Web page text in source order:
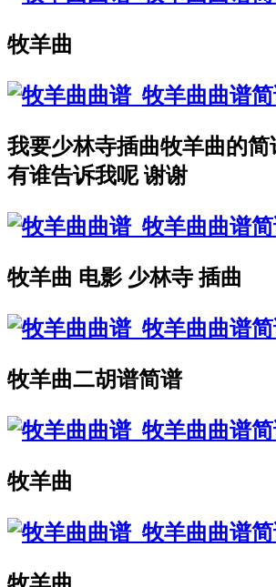
牧羊曲
我要少林寺插曲牧羊曲的简
有谁告诉我呢 谢谢
牧羊曲 电影 少林寺 插曲
牧羊曲二胡谱简谱
牧羊曲